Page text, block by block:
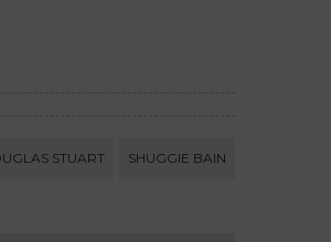
STUART SHUGGIE BAIN